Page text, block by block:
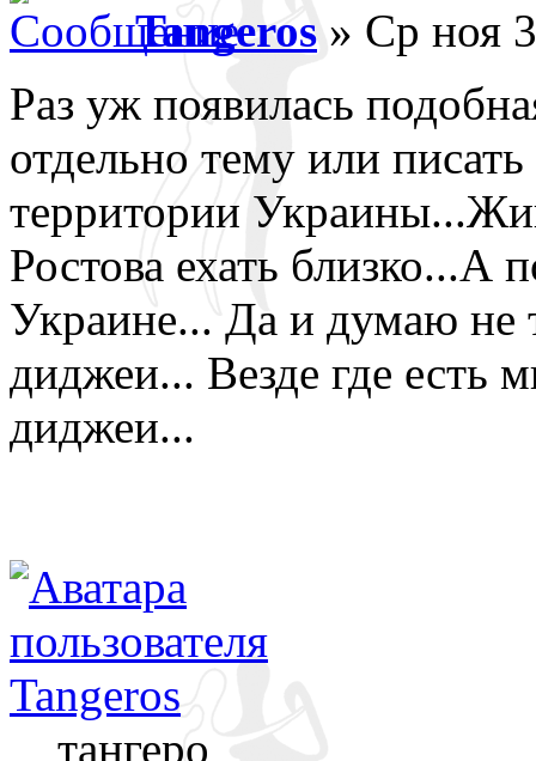
Tangeros » Ср ноя
Раз уж появилась
отдельно тему или
территории
Ростова ехать близко...А
Украине... Да и думаю не
диджеи... Везде где есть
диджеи...
Tangeros
тангеро